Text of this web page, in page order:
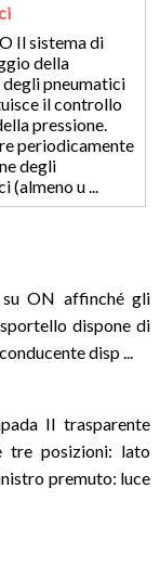
Il sistema di
della
degli pneumatici
il controllo
pressione.
periodicamente
degli
u ...
su ON affinché gli
dispone di
disp ...
Il trasparente
tre posizioni: lato
premuto: luce